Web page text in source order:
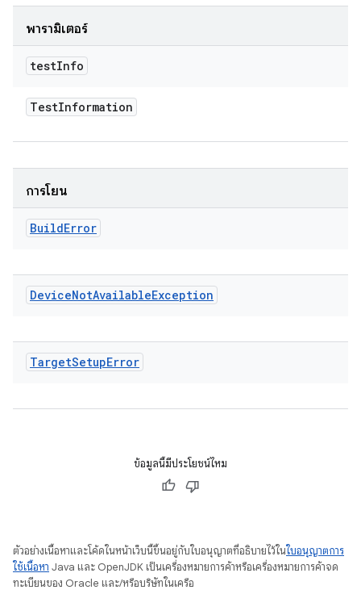
พารามิเตอร์
testInfo
TestInformation
การโยน
BuildError
DeviceNotAvailableException
TargetSetupError
ข้อมูลนี้มีประโยชน์ไหม
ตัวอย่างเนื้อหาและโค้ดในหน้าเว็บนี้ขึ้นอยู่กับใบอนุญาตที่อธิบายไว้ในใบอนุญาตการ
ใช้เนื้อหา Java และ OpenJDK เป็นเครื่องหมายการค้าหรือเครื่องหมายการค้าจด
ทะเบียนของ Oracle และ/หรือบริษัทในเครือ